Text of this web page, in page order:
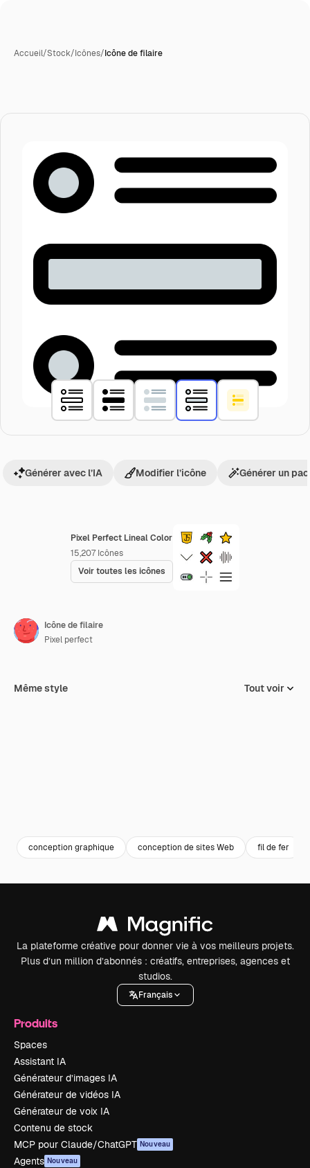
Accueil/Stock/Icônes/Icône de filaire
Pixel Perfect Lineal Color
15,207 Icônes
Voir toutes les icônes
Générer avec l’IA Modifier l’icône Générer un
Icône de filaire
Pixel perfect
Même style Tout voir
conception graphique conception de sites Web fil de fer
La plateforme créative pour donner vie à vos meilleurs projets.
Plus d’un million d’abonnés : créatifs, entreprises, agences et
studios.
Français
Produits
Spaces
Assistant IA
Générateur d’images IA
Générateur de vidéos IA
Générateur de voix IA
Contenu de stock
MCP pour Claude/ChatGPT Nouveau
Agents Nouveau